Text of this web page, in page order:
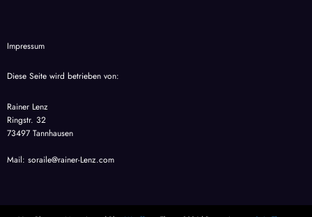
Impressum
Diese Seite wird betrieben von:
Rainer Lenz
Ringstr. 32
73497 Tannhausen
Mail: soraile@rainer-Lenz.com